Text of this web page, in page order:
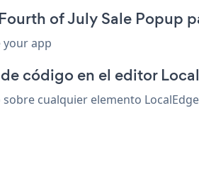
of July Sale Popup
your app
código en el editor
cualquier elemento